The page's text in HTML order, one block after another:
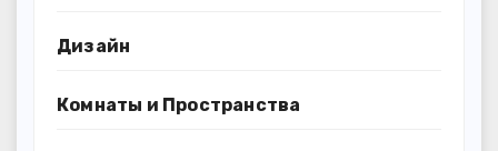
Дизайн
Комнаты и Пространства